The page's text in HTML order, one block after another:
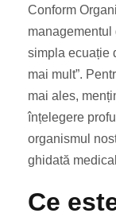
Conform
simpla ecuație
mai mult”.
mai ales,
înțelegere
organismul
ghidată
Ce